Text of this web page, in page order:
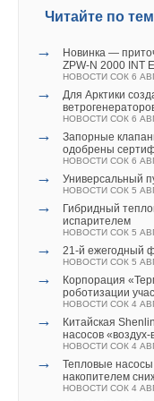
Читайте по
→
Новинка —
ZPW-N 2000 INT
НОВОСТИ СОК 6
→
Для Арктики
НОВОСТИ СОК 6
→
Запорные
одобрены
НОВОСТИ СОК 6
→ Универсальный
НОВОСТИ СОК 5
→
Гибридный
испарителем
НОВОСТИ СОК 5
→ 21-й ежегодный
НОВОСТИ СОК 5
→
Корпорация
роботизации
НОВОСТИ СОК 4
→
Китайская
насосов
НОВОСТИ СОК 4
→
Тепловые насосы
накопителем
НОВОСТИ СОК 4
Рекордное
По прогнозу
(входит в
нынешних 11,3
миллиона меньше
миллиона.
наиболее
сосредоточена
Фордском, Пермском,
Инвестиции в
НОВОСТИ СОК 18
HygroMatik
НОВОСТИ СОК 15
Группа CAREL
НОВОСТИ СОК 29
Новые
НОВОСТИ СОК 26
→ Утвержденные
НОВОСТИ СОК 22
Универсальное
индивидуальных
ЖУРНАЛ СОК
Комментарии
В этой теме еще нет
бумажных носителях
Ошибка 2. Не
тренда и не
Локдаун закрыл
открылись
волны. «Люди были
научились это
существование
экономически
в день составляла
Ганцев («Декёнинк»).
— Те партнёры,
наши сервисы по
облачные АТС и
удалённую работу,
падение объёмов